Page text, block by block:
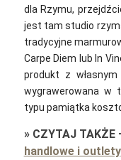
dla Rzymu,
jest tam studio
tradycyjne
Carpe Diem lub In
produkt z
wygrawerowana w
typu pamiątka
» CZYTAJ TAKŻE
handlowe i outlety